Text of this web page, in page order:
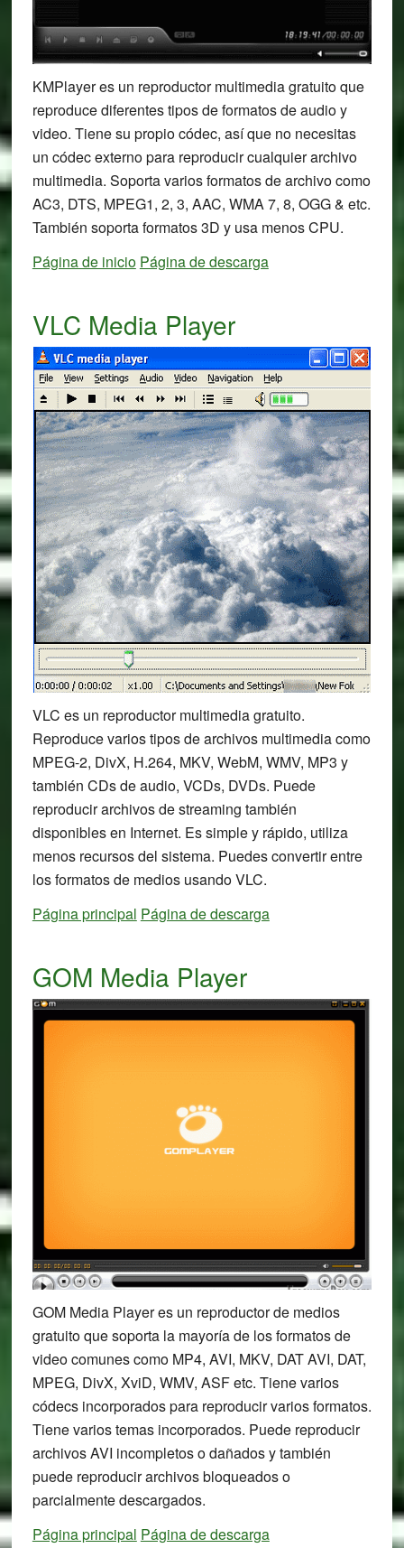
KMPlayer es un reproductor multimedia gratuito que
reproduce diferentes tipos de formatos de audio y
video. Tiene su propio códec, así que no necesitas
un códec externo para reproducir cualquier archivo
multimedia. Soporta varios formatos de archivo como
AC3, DTS, MPEG1, 2, 3, AAC, WMA 7, 8, OGG & etc.
También soporta formatos 3D y usa menos CPU.
Página de inicio Página de descarga
VLC Media Player
VLC es un reproductor multimedia gratuito.
Reproduce varios tipos de archivos multimedia como
MPEG-2, DivX, H.264, MKV, WebM, WMV, MP3 y
también CDs de audio, VCDs, DVDs. Puede
reproducir archivos de streaming también
disponibles en Internet. Es simple y rápido, utiliza
menos recursos del sistema. Puedes convertir entre
los formatos de medios usando VLC.
Página principal Página de descarga
GOM Media Player
GOM Media Player es un reproductor de medios
gratuito que soporta la mayoría de los formatos de
video comunes como MP4, AVI, MKV, DAT AVI, DAT,
MPEG, DivX, XviD, WMV, ASF etc. Tiene varios
códecs incorporados para reproducir varios formatos.
Tiene varios temas incorporados. Puede reproducir
archivos AVI incompletos o dañados y también
puede reproducir archivos bloqueados o
parcialmente descargados.
Página principal Página de descarga